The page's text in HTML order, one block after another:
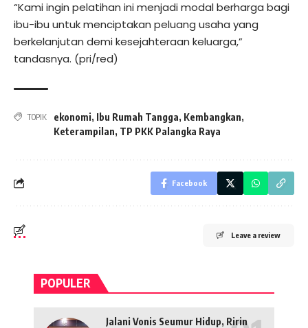
“Kami ingin pelatihan ini menjadi modal berharga bagi
ibu-ibu untuk menciptakan peluang usaha yang
berkelanjutan demi kesejahteraan keluarga,”
tandasnya. (pri/red)
TOPIK ekonomi, Ibu Rumah Tangga, Kembangkan,
Keterampilan, TP PKK Palangka Raya
Facebook
Leave a review
POPULER
Jalani Vonis Seumur Hidup, Ririn